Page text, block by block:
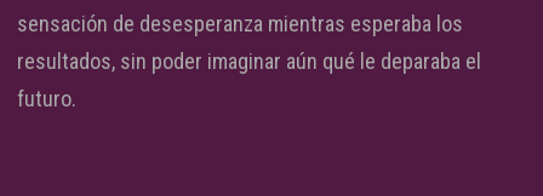
sensación de desesperanza mientras esperaba los
resultados, sin poder imaginar aún qué le deparaba el
futuro.